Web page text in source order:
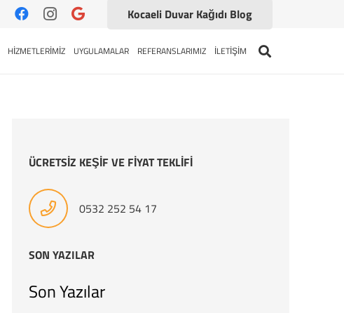
Kocaeli Duvar Kağıdı Blog
HİZMETLERİMİZ UYGULAMALAR REFERANSLARIMIZ İLETİŞİM
ÜCRETSİZ KEŞİF VE FİYAT TEKLİFİ
0532 252 54 17
SON YAZILAR
Son Yazılar